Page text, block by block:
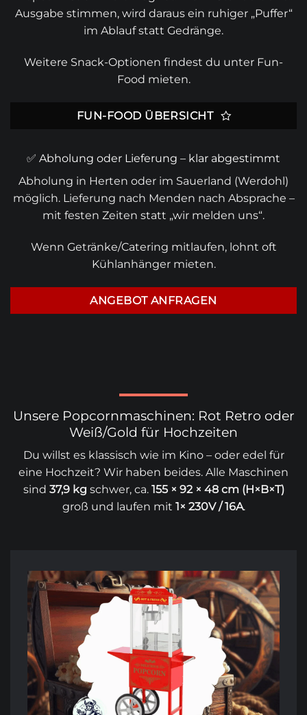
Ausgabe stimmen, wird daraus ein ruhiger „Puffer“
im Ablauf statt Gedränge.
Weitere Snack-Optionen findest du unter Fun-
Food mieten.
FUN-FOOD ÜBERSICHT
✅ Abholung oder Lieferung – klar abgestimmt
Abholung in Herten oder im Sauerland (Werdohl)
möglich. Lieferung nach Menden nach Absprache –
mit festen Zeiten statt „wir melden uns“.
Wenn Getränke/Catering mitlaufen, lohnt oft
Kühlanhänger mieten.
ANGEBOT ANFRAGEN
Unsere Popcornmaschinen: Rot Retro oder
Weiß/Gold für Hochzeiten
Du willst es klassisch wie im Kino – oder edel für
eine Hochzeit? Wir haben beides. Alle Maschinen
sind 37,9 kg schwer, ca. 155 × 92 × 48 cm (H×B×T)
groß und laufen mit 1× 230V / 16A.